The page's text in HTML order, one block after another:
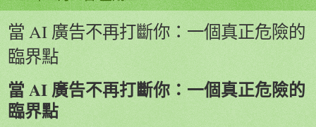
當 AI 廣告不再打斷你：一個真正危險的
臨界點
當 AI 廣告不再打斷你：一個真正危險的
臨界點